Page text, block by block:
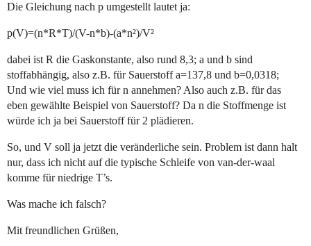
Die Gleichung nach p umgestellt lautet ja:
p(V)=(n*R*T)/(V-n*b)-(a*n²)/V²
dabei ist R die Gaskonstante, also rund 8,3; a und b sind
stoffabhängig, also z.B. für Sauerstoff a=137,8 und b=0,0318;
Und wie viel muss ich für n annehmen? Also auch z.B. für das
eben gewählte Beispiel von Sauerstoff? Da n die Stoffmenge ist
würde ich ja bei Sauerstoff für 2 plädieren.
So, und V soll ja jetzt die veränderliche sein. Problem ist dann halt
nur, dass ich nicht auf die typische Schleife von van-der-waal
komme für niedrige T’s.
Was mache ich falsch?
Mit freundlichen Grüßen,